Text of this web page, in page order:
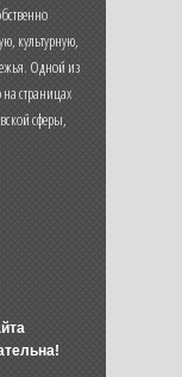
культурную,
Одной из
страницах
сферы,